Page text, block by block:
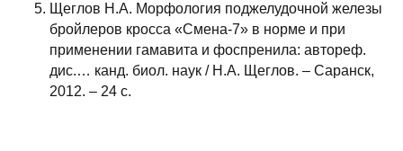
Щеглов Н.А. Морфология поджелудочной железы
бройлеров кросса «Смена-7» в норме и при
применении гамавита и фоспренила: автореф.
дис.… канд. биол. наук / Н.А. Щеглов. – Саранск,
2012. – 24 с.